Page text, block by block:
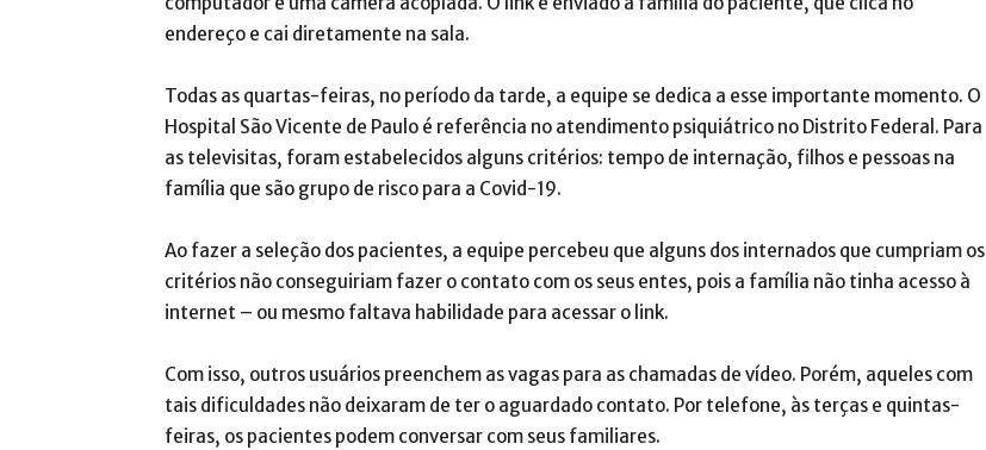
endereço e cai diretamente na sala.
Todas as quartas-feiras, no período da tarde, a equipe se dedica a esse importante momento. O
Hospital São Vicente de Paulo é referência no atendimento psiquiátrico no Distrito Federal. Para
as televisitas, foram estabelecidos alguns critérios: tempo de internação, filhos e pessoas na
família que são grupo de risco para a Covid-19.
Ao fazer a seleção dos pacientes, a equipe percebeu que alguns dos internados que cumpriam os
critérios não conseguiriam fazer o contato com os seus entes, pois a família não tinha acesso à
internet – ou mesmo faltava habilidade para acessar o link.
Com isso, outros usuários preenchem as vagas para as chamadas de vídeo. Porém, aqueles com
tais dificuldades não deixaram de ter o aguardado contato. Por telefone, às terças e quintas-
feiras, os pacientes podem conversar com seus familiares.